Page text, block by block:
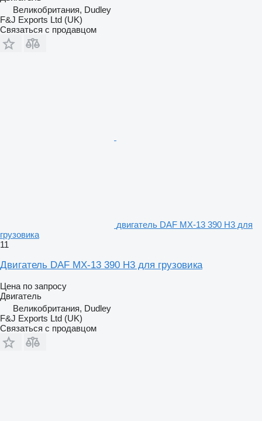
Великобритания, Dudley
F&J Exports Ltd (UK)
Связаться с продавцом
двигатель DAF MX-13 390 H3 для
грузовика
11
Двигатель DAF MX-13 390 H3 для грузовика
Цена по запросу
Двигатель
Великобритания, Dudley
F&J Exports Ltd (UK)
Связаться с продавцом